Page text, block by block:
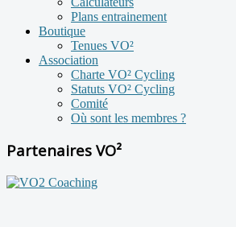
Plans entrainement
Boutique
Tenues VO²
Association
Charte VO² Cycling
Statuts VO² Cycling
Comité
Où sont les membres ?
Partenaires VO²